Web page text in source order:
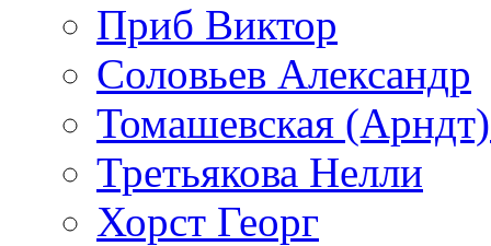
Приб Виктор
Соловьев Александр
Томашевская
Третьякова Нелли
Хорст Георг